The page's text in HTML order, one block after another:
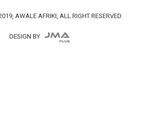
AWALE AFRIKI, ALL RIGHT RESERVED
DESIGN BY